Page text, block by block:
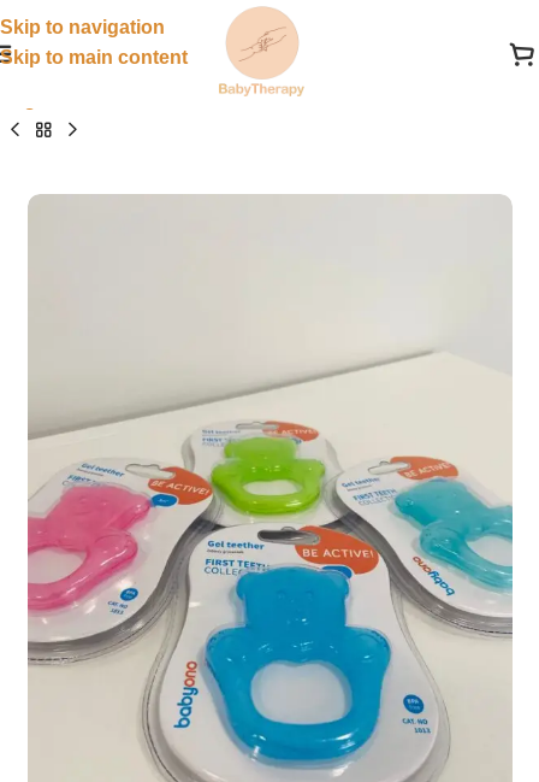
Skip to navigation
Skip to main content
Parduotuvė» Kramtukai